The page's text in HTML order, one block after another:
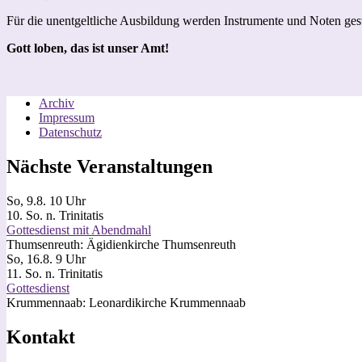
Für die unentgeltliche Ausbildung werden Instrumente und Noten
Gott loben, das ist unser Amt!
Archiv
Impressum
Datenschutz
Nächste Veranstaltungen
So, 9.8. 10 Uhr
10. So. n. Trinitatis
Gottesdienst mit Abendmahl
Thumsenreuth: Ägidienkirche Thumsenreuth
So, 16.8. 9 Uhr
11. So. n. Trinitatis
Gottesdienst
Krummennaab: Leonardikirche Krummennaab
Kontakt